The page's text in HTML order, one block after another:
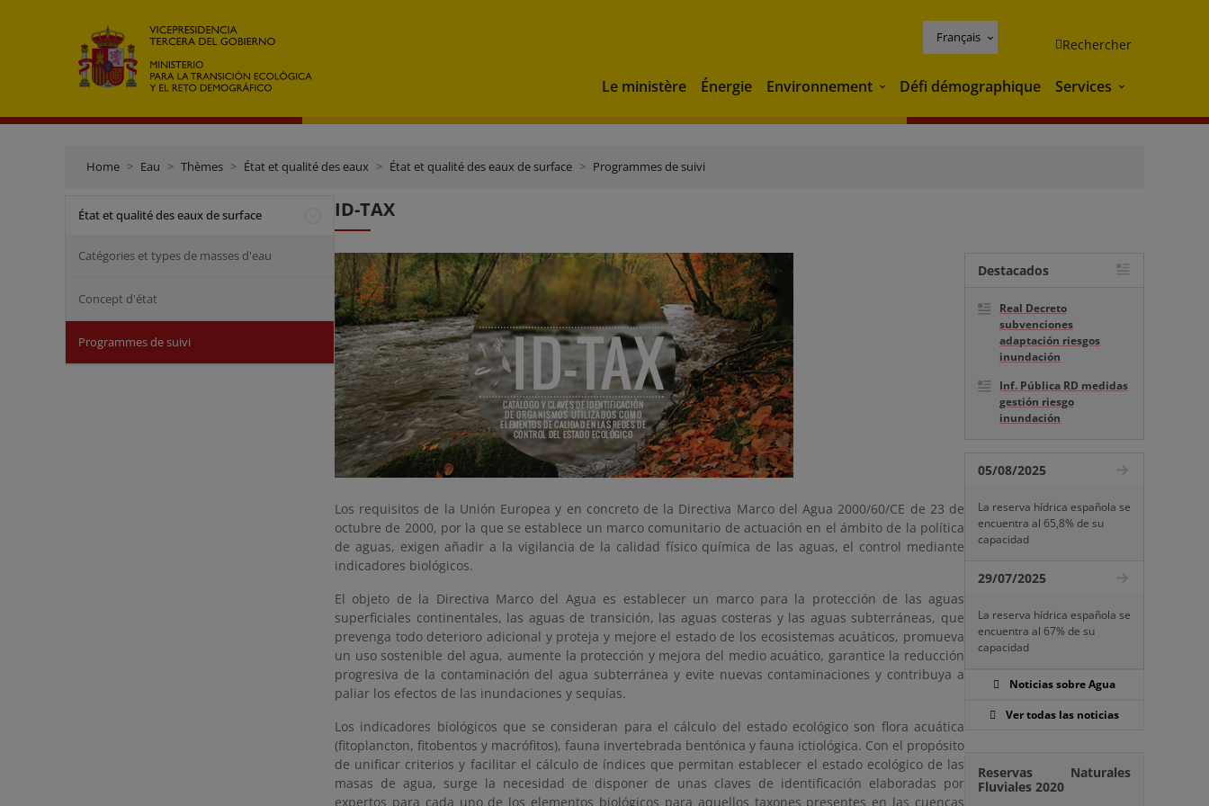
Français Rechercher
Le ministère Énergie Environnement Environnement
Défi démographique Services Services
Home Eau Thèmes État et qualité des eaux État et qualité des eaux de surface Programmes de suivi
État et qualité des eaux de surface
Catégories et types de masses d'eau
Concept d'état
Programmes de suivi
ID-TAX
Los requisitos de la Unión Europea y en concreto de la Directiva Marco del Agua 2000/60/CE de 23 de
octubre de 2000, por la que se establece un marco comunitario de actuación en el ámbito de la política
de aguas, exigen añadir a la vigilancia de la calidad físico química de las aguas, el control mediante
indicadores biológicos.
El objeto de la Directiva Marco del Agua es establecer un marco para la protección de las aguas
superficiales continentales, las aguas de transición, las aguas costeras y las aguas subterráneas, que
prevenga todo deterioro adicional y proteja y mejore el estado de los ecosistemas acuáticos, promueva
un uso sostenible del agua, aumente la protección y mejora del medio acuático, garantice la reducción
progresiva de la contaminación del agua subterránea y evite nuevas contaminaciones y contribuya a
paliar los efectos de las inundaciones y sequías.
Los indicadores biológicos que se consideran para el cálculo del estado ecológico son flora acuática
(fitoplancton, fitobentos y macrófitos), fauna invertebrada bentónica y fauna ictiológica. Con el propósito
de unificar criterios y facilitar el cálculo de índices que permitan establecer el estado ecológico de las
masas de agua, surge la necesidad de disponer de unas claves de identificación elaboradas por
expertos para cada uno de los elementos biológicos para aquellos taxones presentes en las cuencas
Destacados
Real Decreto
subvenciones
adaptación riesgos
inundación
Inf. Pública RD medidas
gestión riesgo
inundación
05/08/2025
La reserva hídrica española se
encuentra al 65,8% de su
capacidad
29/07/2025
La reserva hídrica española se
encuentra al 67% de su
capacidad
Noticias sobre Agua
Ver todas las noticias
Reservas Naturales
Fluviales 2020